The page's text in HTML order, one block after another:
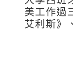
美工作過
艾利斯》